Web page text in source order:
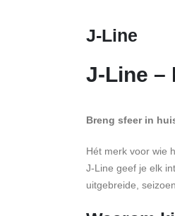
J-Line
J-Line –
Breng sfeer in
Hét merk voor wie
J-Line geef je elk
uitgebreide,